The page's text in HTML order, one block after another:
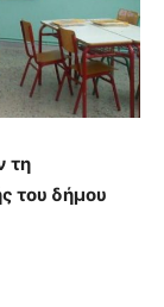
τη
του δήμου